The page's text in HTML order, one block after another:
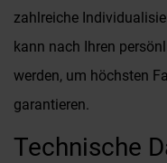
zahlreiche
kann nach Ihren
werden, um höchsten
garantieren.
Technische